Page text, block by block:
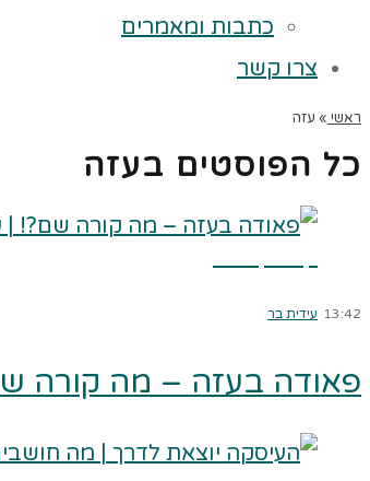
כתבות ומאמרים
צרו קשר
ראשי » עזה
כל הפוסטים בעזה
13:42 עידית בר
פאודה בעזה – מה קורה